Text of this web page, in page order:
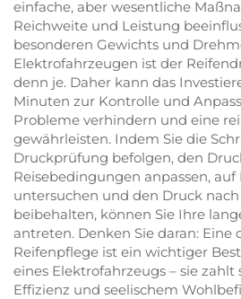
einfache, aber wesentliche
Reichweite und Leistung
besonderen Gewichts und
Elektrofahrzeugen ist der
denn je. Daher kann das
Minuten zur Kontrolle und
Probleme verhindern und eine
gewährleisten. Indem Sie die
Druckprüfung befolgen, den
Reisebedingungen anpassen, auf
untersuchen und den Druck
beibehalten, können Sie Ihre
antreten. Denken Sie daran:
Reifenpflege ist ein wichtiger
eines Elektrofahrzeugs – sie zahlt
Effizienz und seelischem